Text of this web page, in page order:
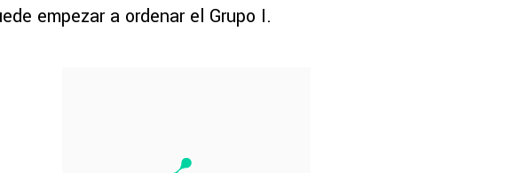
empezar a ordenar el Grupo I.